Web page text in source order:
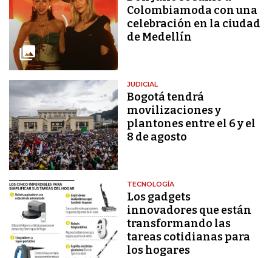
Colombiamoda con una
celebración en la ciudad
de Medellín
JUDICIAL
Bogotá tendrá
movilizaciones y
plantones entre el 6 y el
8 de agosto
TECNOLOGÍA
Los gadgets
innovadores que están
transformando las
tareas cotidianas para
los hogares